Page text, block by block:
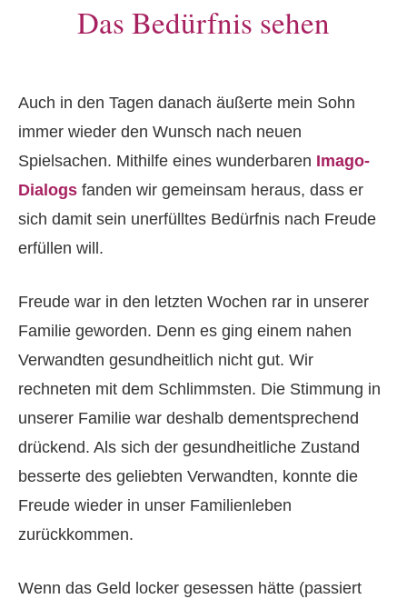
Das Bedürfnis sehen
Auch in den Tagen danach äußerte mein Sohn
immer wieder den Wunsch nach neuen
Spielsachen. Mithilfe eines wunderbaren Imago-
Dialogs fanden wir gemeinsam heraus, dass er
sich damit sein unerfülltes Bedürfnis nach Freude
erfüllen will.
Freude war in den letzten Wochen rar in unserer
Familie geworden. Denn es ging einem nahen
Verwandten gesundheitlich nicht gut. Wir
rechneten mit dem Schlimmsten. Die Stimmung in
unserer Familie war deshalb dementsprechend
drückend. Als sich der gesundheitliche Zustand
besserte des geliebten Verwandten, konnte die
Freude wieder in unser Familienleben
zurückkommen.
Wenn das Geld locker gesessen hätte (passiert